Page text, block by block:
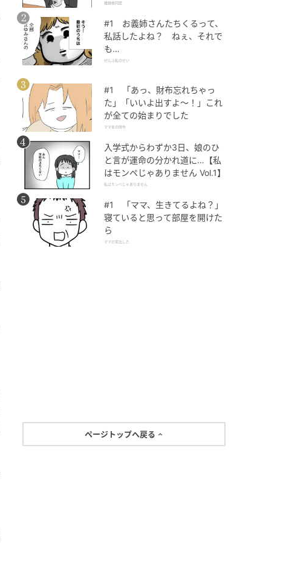
離婚後同居
#1 お義姉さんたちくるって、
私話したよね？ ねぇ、それで
も…
ぜんぶ私のせい
#1 「あっ、財布忘れちゃっ
た」「いいよ出すよ〜！」これ
が全ての始まりでした
ママ友の財布
入学式からわずか3日、娘のひ
と言が運命の分かれ道に…【私
はモンペじゃありません Vol.1】
私はモンペじゃありません
#1 「ママ、生きてるよね？」
寝ていると思って部屋を開けた
ら
ママが家出した
ページトップへ戻る